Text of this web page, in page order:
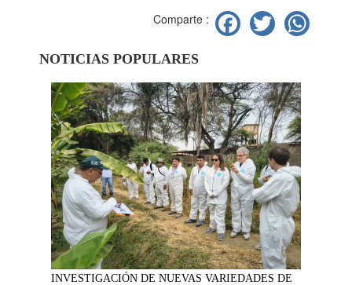
Comparte : Facebook
Twitter
NOTICIAS POPULARES
INVESTIGACIÓN DE NUEVAS VARIEDADES DE